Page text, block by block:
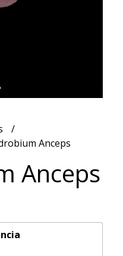
Anceps
Anceps